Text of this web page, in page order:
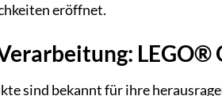
eröffnet.
sind bekannt für ihre